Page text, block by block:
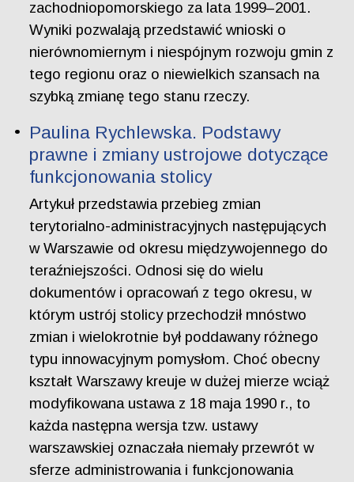
zachodniopomorskiego za lata 1999–2001.
Wyniki pozwalają przedstawić wnioski o
nierównomiernym i niespójnym rozwoju gmin z
tego regionu oraz o niewielkich szansach na
szybką zmianę tego stanu rzeczy.
Paulina Rychlewska. Podstawy
prawne i zmiany ustrojowe dotyczące
funkcjonowania stolicy
Artykuł przedstawia przebieg zmian
terytorialno-administracyjnych następujących
w Warszawie od okresu międzywojennego do
teraźniejszości. Odnosi się do wielu
dokumentów i opracowań z tego okresu, w
którym ustrój stolicy przechodził mnóstwo
zmian i wielokrotnie był poddawany różnego
typu innowacyjnym pomysłom. Choć obecny
kształt Warszawy kreuje w dużej mierze wciąż
modyfikowana ustawa z 18 maja 1990 r., to
każda następna wersja tzw. ustawy
warszawskiej oznaczała niemały przewrót w
sferze administrowania i funkcjonowania